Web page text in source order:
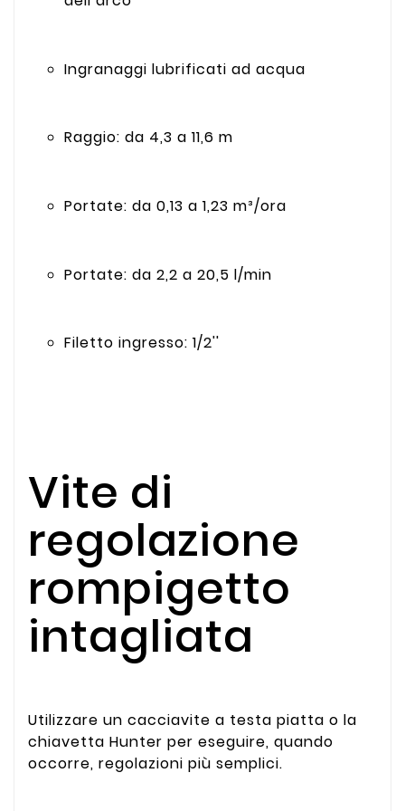
Ingranaggi lubrificati ad acqua
Raggio: da 4,3 a 11,6 m
Portate: da 0,13 a 1,23 m³/ora
Portate: da 2,2 a 20,5 l/min
Filetto ingresso: 1/2''
Vite di
regolazione
rompigetto
intagliata
Utilizzare un cacciavite a testa piatta o la
chiavetta Hunter per eseguire, quando
occorre, regolazioni più semplici.